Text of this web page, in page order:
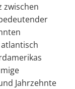
zwischen
Jahrzehnte